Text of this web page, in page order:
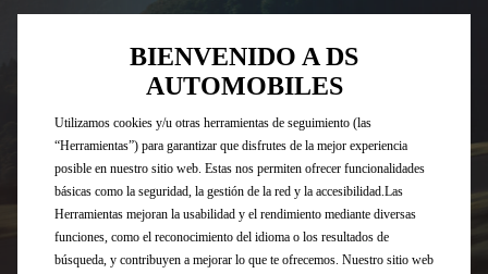
BIENVENIDO A DS
AUTOMOBILES
Utilizamos cookies y/u otras herramientas de seguimiento (las
“Herramientas”) para garantizar que disfrutes de la mejor experiencia
posible en nuestro sitio web. Estas nos permiten ofrecer funcionalidades
básicas como la seguridad, la gestión de la red y la accesibilidad.Las
Herramientas mejoran la usabilidad y el rendimiento mediante diversas
funciones, como el reconocimiento del idioma o los resultados de
búsqueda, y contribuyen a mejorar lo que te ofrecemos. Nuestro sitio web